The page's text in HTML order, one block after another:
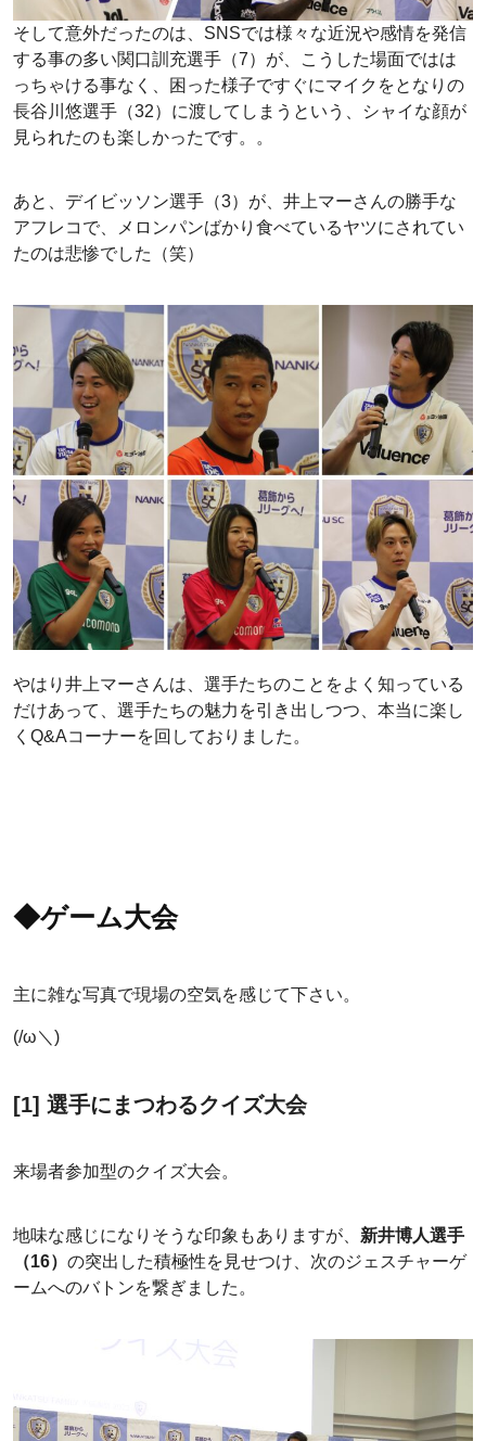
そして意外だったのは、SNSでは様々な近況や感情を発信
する事の多い関口訓充選手（7）が、こうした場面ではは
っちゃける事なく、困った様子ですぐにマイクをとなりの
長谷川悠選手（32）に渡してしまうという、シャイな顔が
見られたのも楽しかったです。。
あと、デイビッソン選手（3）が、井上マーさんの勝手な
アフレコで、メロンパンばかり食べているヤツにされてい
たのは悲惨でした（笑）
やはり井上マーさんは、選手たちのことをよく知っている
だけあって、選手たちの魅力を引き出しつつ、本当に楽し
くQ&Aコーナーを回しておりました。
◆ゲーム大会
主に雑な写真で現場の空気を感じて下さい。
(/ω＼)
[1] 選手にまつわるクイズ大会
来場者参加型のクイズ大会。
地味な感じになりそうな印象もありますが、 新井博人選手
（16） の突出した積極性を見せつけ、次のジェスチャーゲ
ームへのバトンを繋ぎました。